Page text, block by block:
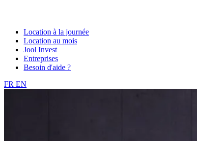
Location à la journée
Location au mois
Jool Invest
Entreprises
Besoin d'aide ?
FR EN